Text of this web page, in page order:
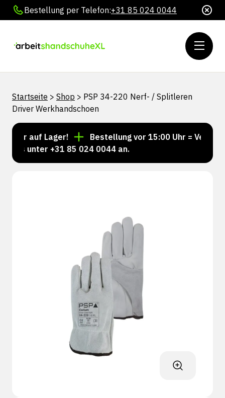
Bestellung per Telefon:+31 85 024 0044
Startseite > Shop > PSP 34-220 Nerf- / Splitleren
Driver Werkhandschoen
auf Lager!
Bestellung vor 15:00 Uhr = Versand
unter +31 85 024 0044 an.